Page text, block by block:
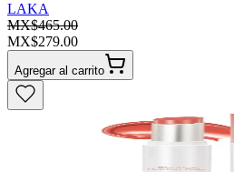
LAKA
MX$465.00
MX$279.00
Agregar al carrito